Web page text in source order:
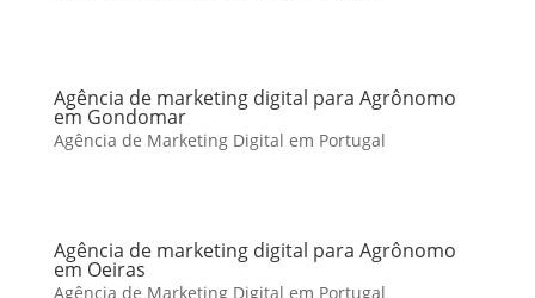
Agência de marketing digital para Agrônomo
em Gondomar
Agência de Marketing Digital em Portugal
Agência de marketing digital para Agrônomo
em Oeiras
Agência de Marketing Digital em Portugal